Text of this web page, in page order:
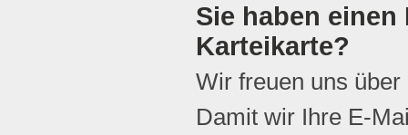
Sie haben
Karteikarte?
Wir freuen uns
Damit wir Ihre E-